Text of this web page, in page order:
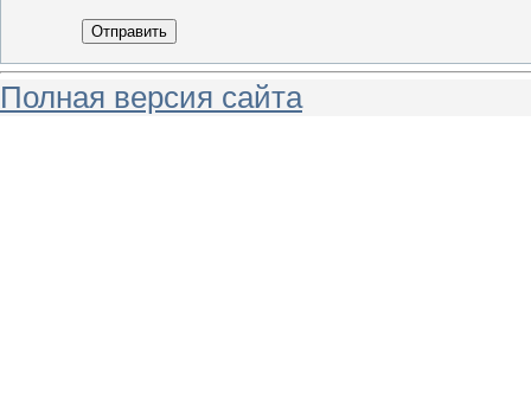
Отправить
Полная версия сайта